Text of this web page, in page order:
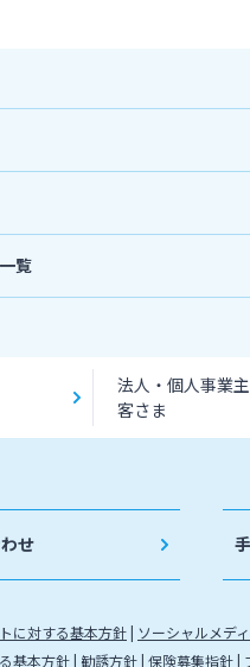
覧
法人・個人事業
客さま
せ
に対する基本方針 ソーシャルメデ
基本方針 勧誘方針 保険募集指針